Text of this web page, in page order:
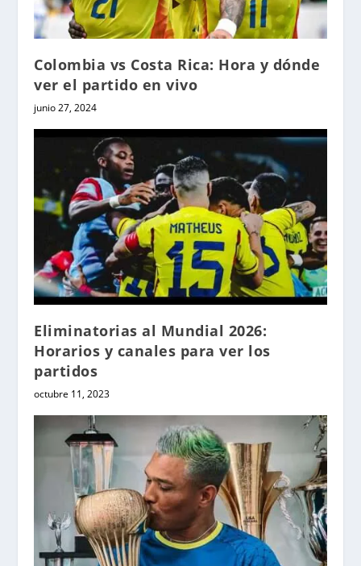
Colombia vs Costa Rica: Hora y dónde
ver el partido en vivo
junio 27, 2024
Eliminatorias al Mundial 2026:
Horarios y canales para ver los
partidos
octubre 11, 2023